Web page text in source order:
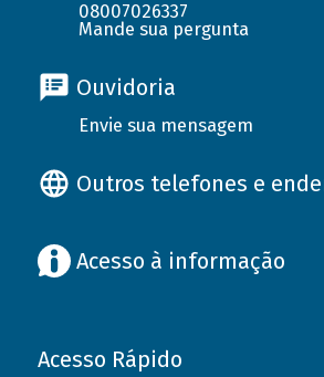
08007026337
Mande sua pergunta
Ouvidoria
Envie sua mensagem
Outros telefones e
Acesso à informação
Acesso Rápido